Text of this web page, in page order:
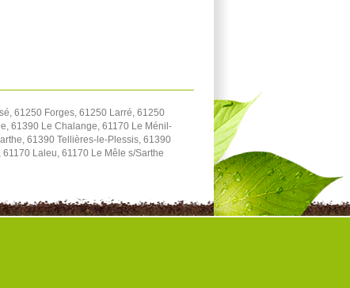
61250 Forges, 61250 Larré, 61250
61390 Le Chalange, 61170 Le Ménil-
61390 Tellières-le-Plessis, 61390
Laleu, 61170 Le Mêle s/Sarthe